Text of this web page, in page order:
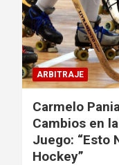
ARBITRAJE
Carmelo
Cambios en
Juego: “Esto
Hockey”